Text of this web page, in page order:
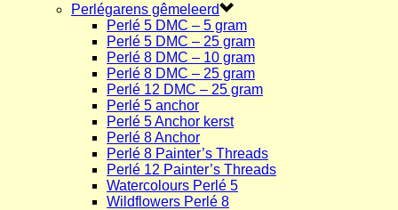
Perlégarens gêmeleerd
Perlé 5 DMC – 5 gram
Perlé 5 DMC – 25 gram
Perlé 8 DMC – 10 gram
Perlé 8 DMC – 25 gram
Perlé 12 DMC – 25 gram
Perlé 5 anchor
Perlé 5 Anchor kerst
Perlé 8 Anchor
Perlé 8 Painter’s Threads
Perlé 12 Painter’s Threads
Watercolours Perlé 5
Wildflowers Perlé 8